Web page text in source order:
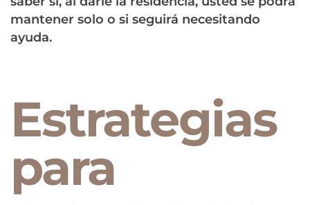
mantener solo o si seguirá necesitando
ayuda.
Estrategias
para